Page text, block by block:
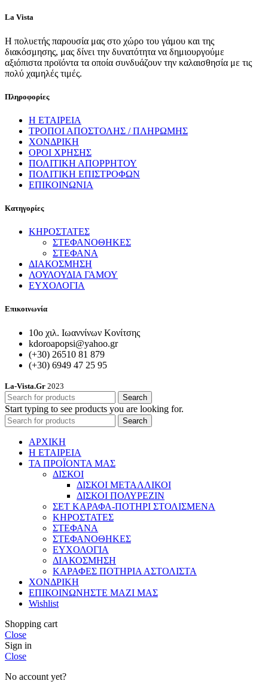
La Vista
Η πολυετής παρουσία μας στο χώρο του γάμου και της
διακόσμησης, μας δίνει την δυνατότητα να δημιουργούμε
αξιόπιστα προϊόντα τα οποία συνδυάζουν την καλαισθησία με τις
πολύ χαμηλές τιμές.
Πληροφορίες
Η ΕΤΑΙΡΕΙΑ
ΤΡΟΠΟΙ ΑΠΟΣΤΟΛΗΣ / ΠΛΗΡΩΜΗΣ
ΧΟΝΔΡΙΚΗ
ΟΡΟΙ ΧΡΗΣΗΣ
ΠΟΛΙΤΙΚΗ ΑΠΟΡΡΗΤΟΥ
ΠΟΛΙΤΙΚΗ ΕΠΙΣΤΡΟΦΩΝ
ΕΠΙΚΟΙΝΩΝΙΑ
Κατηγορίες
ΚΗΡΟΣΤΑΤΕΣ
ΣΤΕΦΑΝΟΘΗΚΕΣ
ΣΤΕΦΑΝΑ
ΔΙΑΚΟΣΜΗΣΗ
ΛΟΥΛΟΥΔΙΑ ΓΑΜΟΥ
ΕΥΧΟΛΟΓΙΑ
Επικοινωνία
10ο χιλ. Ιωαννίνων Κονίτσης
kdoroapopsi@yahoo.gr
(+30) 26510 81 879
(+30) 6949 47 25 95
La-Vista.Gr 2023
Search
Start typing to see products you are looking for.
Search
ΑΡΧΙΚΗ
Η ΕΤΑΙΡΕΙΑ
ΤΑ ΠΡΟΪΟΝΤΑ ΜΑΣ
ΔΙΣΚΟΙ
ΔΙΣΚΟΙ ΜΕΤΑΛΛΙΚΟΙ
ΔΙΣΚΟΙ ΠΟΛΥΡΕΖΙΝ
ΣΕΤ ΚΑΡΑΦΑ-ΠΟΤΗΡΙ ΣΤΟΛΙΣΜΕΝΑ
ΚΗΡΟΣΤΑΤΕΣ
ΣΤΕΦΑΝΑ
ΣΤΕΦΑΝΟΘΗΚΕΣ
ΕΥΧΟΛΟΓΙΑ
ΔΙΑΚΟΣΜΗΣΗ
ΚΑΡΑΦΕΣ ΠΟΤΗΡΙΑ ΑΣΤΟΛΙΣΤΑ
ΧΟΝΔΡΙΚΗ
ΕΠΙΚΟΙΝΩΝΗΣΤΕ ΜΑΖΙ ΜΑΣ
Wishlist
Shopping cart
Close
Sign in
Close
No account yet?